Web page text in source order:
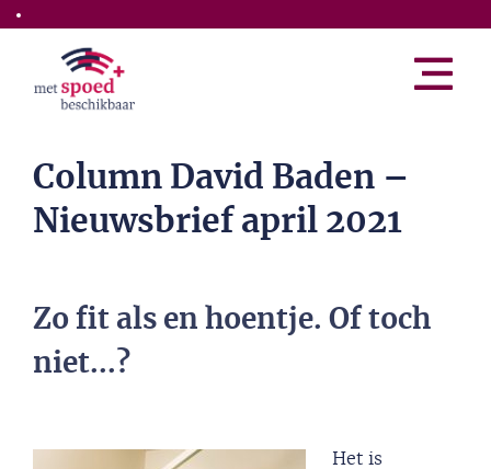
Skip to the main content
Column David Baden –
Nieuwsbrief april 2021
Zo fit als en hoentje. Of toch
niet...?
Het is